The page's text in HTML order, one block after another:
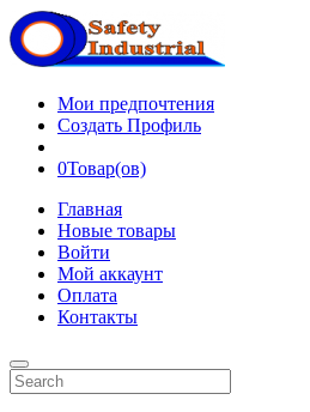
Мои предпочтения
Создать Профиль
0Товар(ов)
Главная
Новые товары
Войти
Мой аккаунт
Оплата
Контакты